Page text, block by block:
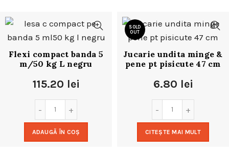
Flexi compact banda 5
m/50 kg L negru
115.20 lei
ADAUGĂ ÎN COȘ
SOLD
OUT
Jucarie undita minge &
pene pt pisicute 47 cm
6.80 lei
CITEȘTE MAI MULT